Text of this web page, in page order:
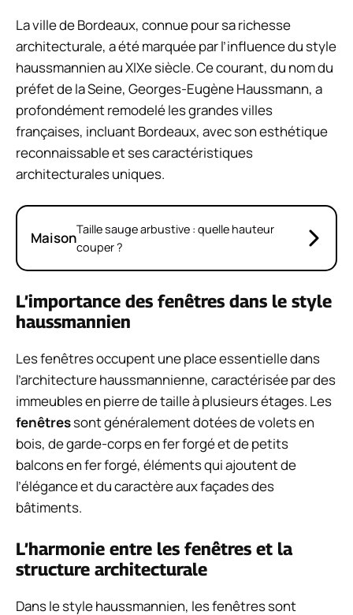
La ville de Bordeaux, connue pour sa richesse
architecturale, a été marquée par l’influence du style
haussmannien au XIXe siècle. Ce courant, du nom du
préfet de la Seine, Georges-Eugène Haussmann, a
profondément remodelé les grandes villes
françaises, incluant Bordeaux, avec son esthétique
reconnaissable et ses caractéristiques
architecturales uniques.
MaisonTaille sauge arbustive : quelle hauteur
couper ?
L’importance des fenêtres dans le style
haussmannien
Les fenêtres occupent une place essentielle dans
l’architecture haussmannienne, caractérisée par des
immeubles en pierre de taille à plusieurs étages. Les
fenêtressont généralement dotées de volets en
bois, de garde-corps en fer forgé et de petits
balcons en fer forgé, éléments qui ajoutent de
l’élégance et du caractère aux façades des
bâtiments.
L’harmonie entre les fenêtres et la
structure architecturale
Dans le style haussmannien, les fenêtres sont